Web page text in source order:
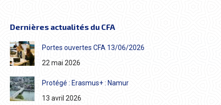
Dernières actualités du CFA
Portes ouvertes CFA 13/06/2026
22 mai 2026
Protégé : Erasmus+ : Namur
13 avril 2026